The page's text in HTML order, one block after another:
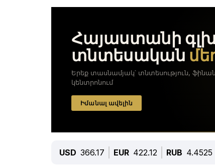
USD 366.17 EUR 422.12 RUB 4.4525